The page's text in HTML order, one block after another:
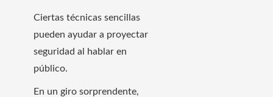
Ciertas técnicas sencillas
pueden ayudar a proyectar
seguridad al hablar en
público.
En un giro sorprendente,